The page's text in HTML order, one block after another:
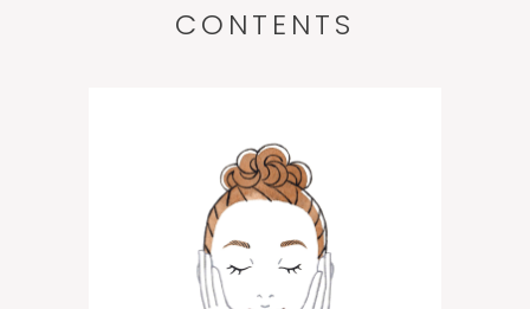
CONTENTS